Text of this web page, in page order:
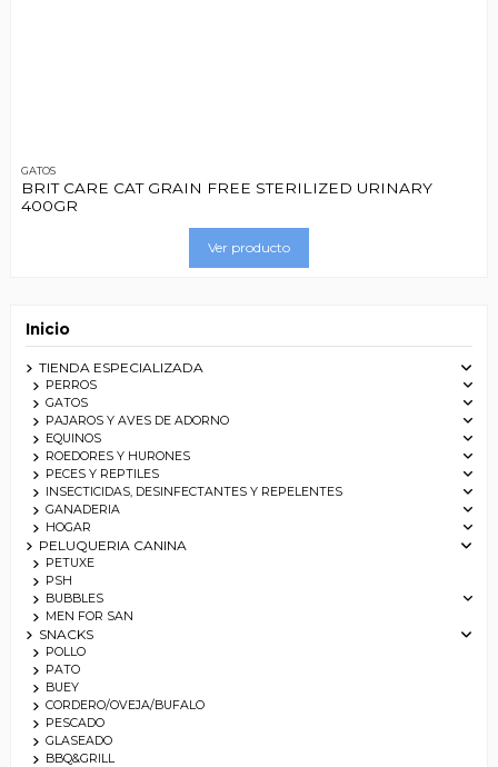
GATOS
BRIT CARE CAT GRAIN FREE STERILIZED URINARY
400GR
Ver producto
Inicio
TIENDA ESPECIALIZADA
PERROS
GATOS
PAJAROS Y AVES DE ADORNO
EQUINOS
ROEDORES Y HURONES
PECES Y REPTILES
INSECTICIDAS, DESINFECTANTES Y REPELENTES
GANADERIA
HOGAR
PELUQUERIA CANINA
PETUXE
PSH
BUBBLES
MEN FOR SAN
SNACKS
POLLO
PATO
BUEY
CORDERO/OVEJA/BUFALO
PESCADO
GLASEADO
BBQ&GRILL